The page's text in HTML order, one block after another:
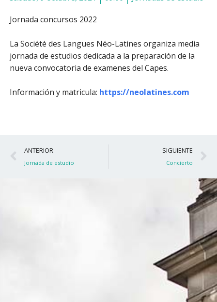
Jornada concursos 2022
La Société des Langues Néo-Latines organiza media
jornada de estudios dedicada a la preparación de la
nueva convocatoria de examenes del Capes.
Información y matricula: https://neolatines.com
Ant
ANTERIOR
Jornada de estudio
SIGUIENTE
Concierto